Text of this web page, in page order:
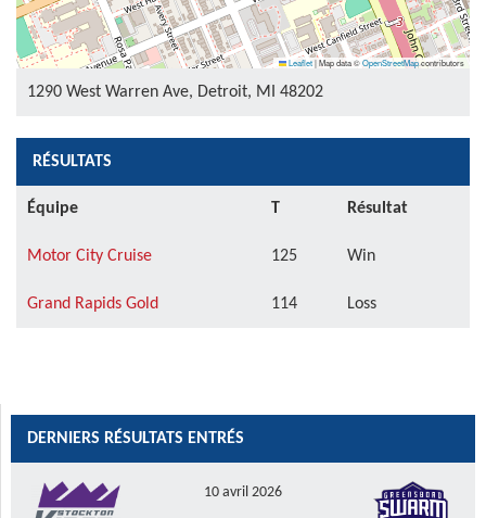
Leaflet|Map data ©OpenStreetMapcontributors
1290 West Warren Ave, Detroit, MI 48202
RÉSULTATS
Équipe T Résultat
Motor City Cruise 125 Win
Grand Rapids Gold 114 Loss
DERNIERS RÉSULTATS ENTRÉS
10 avril 2026